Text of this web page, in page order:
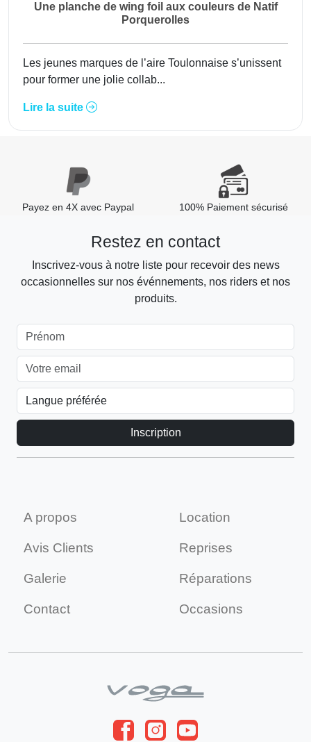
Une planche de wing foil aux couleurs de Natif
Porquerolles
Les jeunes marques de l’aire Toulonnaise s’unissent
pour former une jolie collab...
Lire la suite
Payez en 4X avec Paypal 100% Paiement sécurisé
Restez en contact
Inscrivez-vous à notre liste pour recevoir des news
occasionnelles sur nos événnements, nos riders et nos
produits.
A propos
Avis Clients
Galerie
Contact
Location
Reprises
Réparations
Occasions